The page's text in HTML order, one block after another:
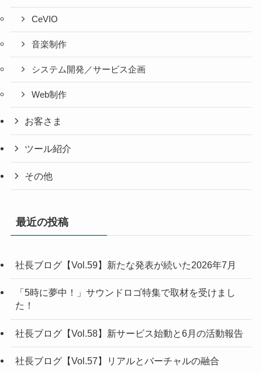
CeVIO
音楽制作
システム開発／サービス企画
Web制作
お客さま
ツール紹介
その他
最近の投稿
社長ブログ【Vol.59】新たな発表が続いた2026年7月
「5時に夢中！」サウンドロゴ特集で取材を受けまし
た！
社長ブログ【Vol.58】新サービス始動と6月の活動報告
社長ブログ【Vol.57】リアルとバーチャルの融合